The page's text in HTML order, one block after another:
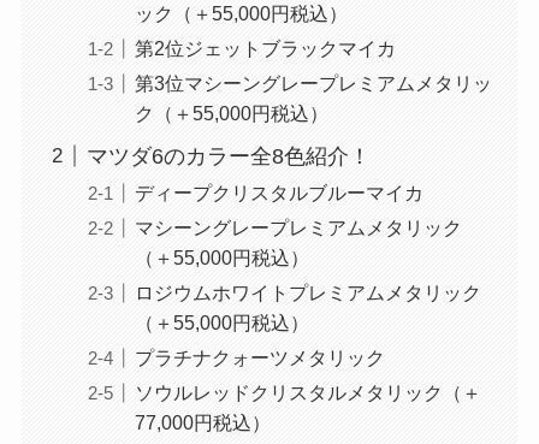
ック（＋55,000円税込）
第2位ジェットブラックマイカ
第3位マシーングレープレミアムメタリッ
ク（＋55,000円税込）
マツダ6のカラー全8色紹介！
ディープクリスタルブルーマイカ
マシーングレープレミアムメタリック
（＋55,000円税込）
ロジウムホワイトプレミアムメタリック
（＋55,000円税込）
プラチナクォーツメタリック
ソウルレッドクリスタルメタリック（＋
77,000円税込）